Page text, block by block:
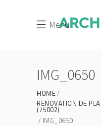
Menu
IMG_0650
HOME
RENOVATION DE
(75002)
IMG_0650